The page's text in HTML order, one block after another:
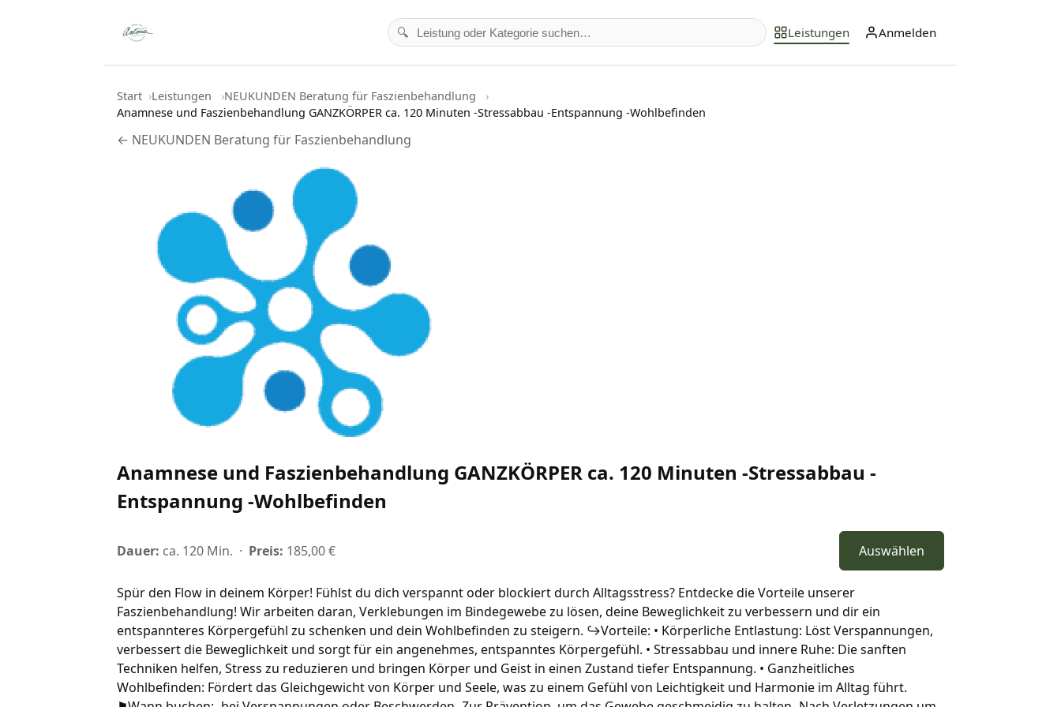
🔍 Leistungen Anmelden
Start Leistungen
NEUKUNDEN Beratung für Faszienbehandlung
Anamnese und Faszienbehandlung GANZKÖRPER ca. 120 Minuten -Stressabbau -Entspannung -Wohlbefinden
← NEUKUNDEN Beratung für Faszienbehandlung
Anamnese und Faszienbehandlung GANZKÖRPER ca. 120 Minuten -Stressabbau -
Entspannung -Wohlbefinden
Dauer: ca. 120 Min. · Preis: 185,00 € Auswählen
Spür den Flow in deinem Körper! Fühlst du dich verspannt oder blockiert durch Alltagsstress? Entdecke die Vorteile unserer
Faszienbehandlung! Wir arbeiten daran, Verklebungen im Bindegewebe zu lösen, deine Beweglichkeit zu verbessern und dir ein
entspannteres Körpergefühl zu schenken und dein Wohlbefinden zu steigern. ↪Vorteile: • Körperliche Entlastung: Löst Verspannungen,
verbessert die Beweglichkeit und sorgt für ein angenehmes, entspanntes Körpergefühl. • Stressabbau und innere Ruhe: Die sanften
Techniken helfen, Stress zu reduzieren und bringen Körper und Geist in einen Zustand tiefer Entspannung. • Ganzheitliches
Wohlbefinden: Fördert das Gleichgewicht von Körper und Seele, was zu einem Gefühl von Leichtigkeit und Harmonie im Alltag führt.